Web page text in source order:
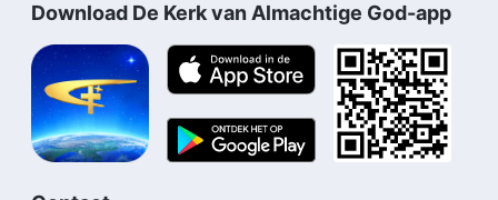
Download De Kerk van Almachtige God-app